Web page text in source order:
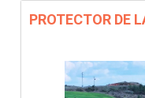
PROTECTOR DE